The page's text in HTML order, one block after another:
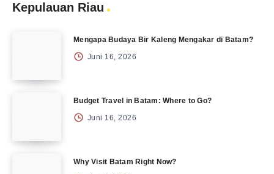
Kepulauan Riau
Mengapa Budaya Bir Kaleng Mengakar di Batam?
Juni 16, 2026
Budget Travel in Batam: Where to Go?
Juni 16, 2026
Why Visit Batam Right Now?